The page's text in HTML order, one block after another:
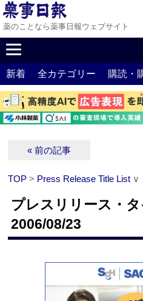
薬のことなら薬事日報ウェブサイト
新着 全カテゴリー 購読・
« 前の記事
TOP > Press Release Title List ∨
プレスリリース・
2006/08/23